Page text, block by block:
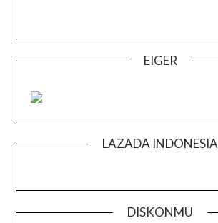
EIGER
LAZADA INDONESIA
DISKONMU